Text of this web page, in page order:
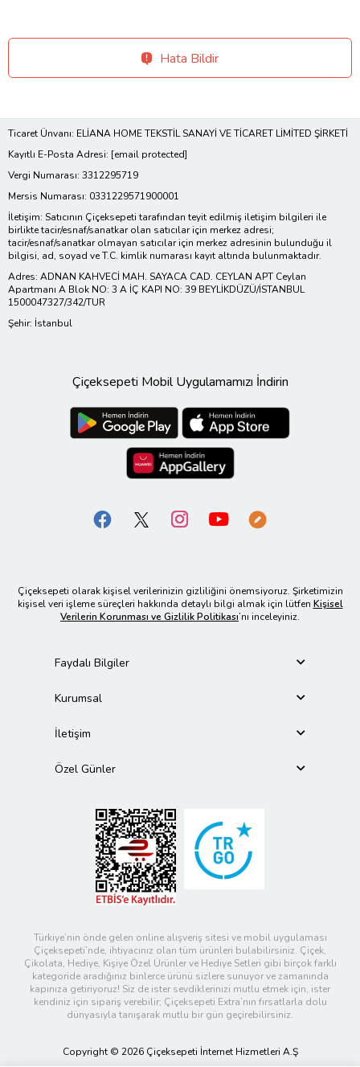
Hata Bildir
Ticaret Ünvanı: ELİANA HOME TEKSTİL SANAYİ VE TİCARET LİMİTED ŞİRKETİ
Kayıtlı E-Posta Adresi: [email protected]
Vergi Numarası: 3312295719
Mersis Numarası: 0331229571900001
İletişim: Satıcının Çiçeksepeti tarafından teyit edilmiş iletişim bilgileri ile
birlikte tacir/esnaf/sanatkar olan satıcılar için merkez adresi;
tacir/esnaf/sanatkar olmayan satıcılar için merkez adresinin bulunduğu il
bilgisi, ad, soyad ve T.C. kimlik numarası kayıt altında bulunmaktadır.
Adres: ADNAN KAHVECİ MAH. SAYACA CAD. CEYLAN APT Ceylan
Apartmanı A Blok NO: 3 A İÇ KAPI NO: 39 BEYLİKDÜZÜ/İSTANBUL
1500047327/342/TUR
Şehir: İstanbul
Çiçeksepeti Mobil Uygulamamızı İndirin
Çiçeksepeti olarak kişisel verilerinizin gizliliğini önemsiyoruz. Şirketimizin
kişisel veri işleme süreçleri hakkında detaylı bilgi almak için lütfen Kişisel
Verilerin Korunması ve Gizlilik Politikası’nı inceleyiniz.
Faydalı Bilgiler
Kurumsal
İletişim
Özel Günler
Türkiye’nin önde gelen online alışveriş sitesi ve mobil uygulaması
Çiçeksepeti’nde, ihtiyacınız olan tüm ürünleri bulabilirsiniz. Çiçek,
Çikolata, Hediye, Kişiye Özel Ürünler ve Hediye Setleri gibi birçok farklı
kategoride aradığınız binlerce ürünü sizlere sunuyor ve zamanında
kapınıza getiriyoruz! Siz de ister sevdiklerinizi mutlu etmek için, ister
kendiniz için sipariş verebilir; Çiçeksepeti Extra’nın fırsatlarla dolu
dünyasıyla tanışarak mutlu bir gün geçirebilirsiniz.
Copyright © 2026 Çiçeksepeti İnternet Hizmetleri A.Ş